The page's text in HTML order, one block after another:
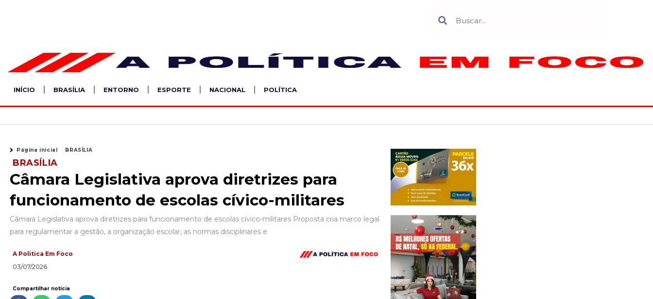
INÍCIO BRASÍLIA ENTORNO ESPORTE NACIONAL POLÍTICA
Página inicial BRASÍLIA
BRASÍLIA
Câmara Legislativa aprova diretrizes para
funcionamento de escolas cívico-militares
Câmara Legislativa aprova diretrizes para funcionamento de escolas cívico-militares Proposta cria marco legal
para regulamentar a gestão, a organização escolar, as normas disciplinares e
A Politica Em Foco
03/07/2026
Compartilhar notícia